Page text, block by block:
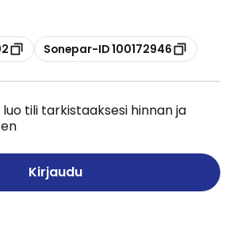
Kopioi
Sonepar-ID 100172946
luo tili tarkistaaksesi hinnan ja
Kirjaudu